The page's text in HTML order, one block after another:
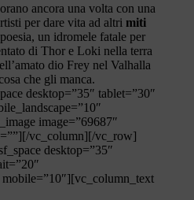
ancora una volta con una
per dare vita ad altri miti
un idromele fatale per
di Thor e Loki nella terra
dio Frey nel Valhalla
che gli manca.
desktop=”35″ tablet=”30″
image=”69687″
vc_column][/vc_row]
desktop=”35″
mobile=”10″][vc_column_text